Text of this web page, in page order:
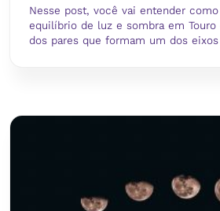
Nesse post, você vai entender
equilíbrio de luz e sombra em Touro
dos pares que formam um dos